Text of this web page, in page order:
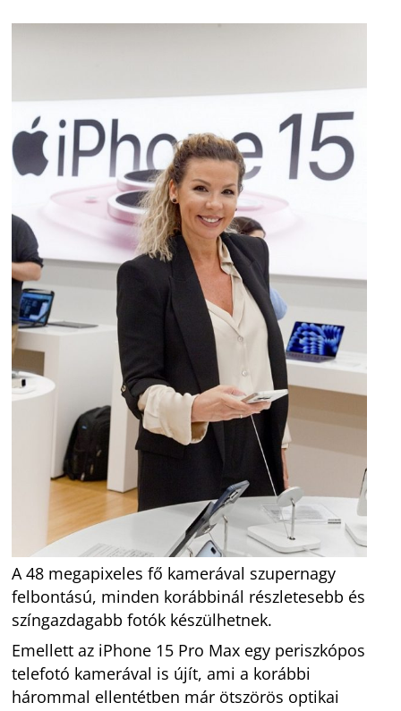
A 48 megapixeles fő kamerával szupernagy
felbontású, minden korábbinál részletesebb és
színgazdagabb fotók készülhetnek.
Emellett az iPhone 15 Pro Max egy periszkópos
telefotó kamerával is újít, ami a korábbi
hárommal ellentétben már ötszörös optikai